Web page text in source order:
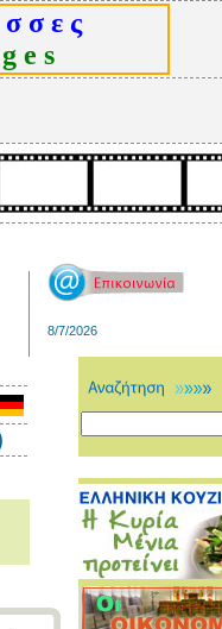
σ ε ς
e s
8/7/2026